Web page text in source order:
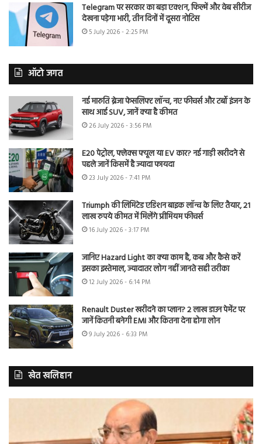
Telegram पर सरकार का बड़ा एक्शन, फिल्में और वेब सीरीज
देखना पड़ेगा भारी, तीन दिनों में दूसरा नोटिस
5 July 2026 - 2:25 PM
ऑटो जगत
नई मारुति ब्रेजा फेसलिफ्ट लॉन्च, नए फीचर्स और टर्बो इंजन के
साथ आई SUV, जानें क्या है कीमत
26 July 2026 - 3:56 PM
E20 पेट्रोल, फ्लेक्स फ्यूल या EV कार? नई गाड़ी खरीदने से
पहले जानें किसमें है ज्यादा फायदा
23 July 2026 - 7:41 PM
Triumph की लिमिटेड एडिशन बाइक लॉन्च के लिए तैयार, 21
लाख रुपये कीमत में मिलेंगे प्रीमियम फीचर्स
16 July 2026 - 3:17 PM
जानिए Hazard Light का क्या काम है, कब और कैसे करें
इसका इस्तेमाल, ज्यादातर लोग नहीं जानते सही तरीका
12 July 2026 - 6:14 PM
Renault Duster खरीदने का प्लान? 2 लाख डाउन पेमेंट पर
जानें कितनी बनेगी EMI और कितना देना होगा लोन
9 July 2026 - 6:33 PM
खेत खलिहान